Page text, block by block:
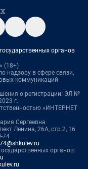
органов
(18+)
надзору в сфере связи,
коммуникаций
о регистрации: ЭЛ №
г.
«ИНТЕРНЕТ
Сергеевна
Ленина, 26А, стр.2, 16
74
74@shkulev.ru
органов: